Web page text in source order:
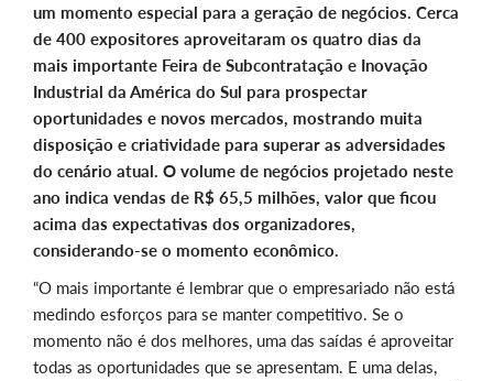
um momento especial para a geração de negócios. Cerca
de 400 expositores aproveitaram os quatro dias da
mais importante Feira de Subcontratação e Inovação
Industrial da América do Sul para prospectar
oportunidades e novos mercados, mostrando muita
disposição e criatividade para superar as adversidades
do cenário atual. O volume de negócios projetado neste
ano indica vendas de R$ 65,5 milhões, valor que ficou
acima das expectativas dos organizadores,
considerando-se o momento econômico.
“O mais importante é lembrar que o empresariado não está
medindo esforços para se manter competitivo. Se o
momento não é dos melhores, uma das saídas é aproveitar
todas as oportunidades que se apresentam. E uma delas,